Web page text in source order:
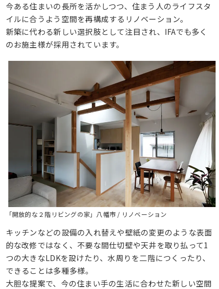
今ある住まいの長所を活かしつつ、住まう人のライフスタ
イルに合うよう空間を再構成するリノベーション。
新築に代わる新しい選択肢として注目され、IFAでも多く
のお施主様が採用されています。
「開放的な２階リビングの家」八幡市 / リノベーション
キッチンなどの設備の入れ替えや壁紙の変更のような表面
的な改修ではなく、不要な間仕切壁や天井を取り払って1
つの大きなLDKを設けたり、水周りを二階につくったり、
できることは多種多様。
大胆な提案で、今の住まい手の生活に合わせた新しい空間